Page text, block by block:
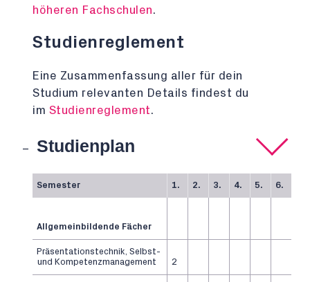
höheren Fachschulen.
Studienreglement
Eine Zusammenfassung aller für dein
Studium relevanten Details findest du
im Studienreglement.
Studienplan
Semester 1. 2. 3. 4. 5. 6.
Allgemeinbildende Fächer
Präsentationstechnik, Selbst-
und Kompetenzmanagement
2